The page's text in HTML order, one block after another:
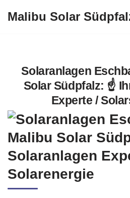
Malibu Solar
Solaranlagen
Solar Südpfalz: ☝️
Experte /